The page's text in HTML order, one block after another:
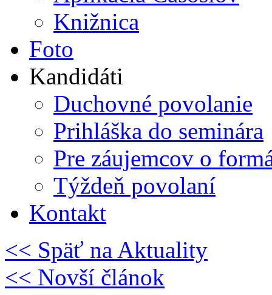
Knižnica
Foto
Kandidáti
Duchovné povolanie
Prihláška do seminára
Pre záujemcov o
Týždeň povolaní
Kontakt
<< Späť na Aktuality
<< Novší článok